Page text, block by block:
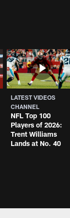
LATEST VIDEOS
CHANNEL
NFL Top 100
Players of 2026:
Trent Williams
Lands at No. 40